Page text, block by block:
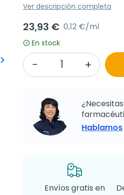
Siguiente
keyboard_arrow_right
Ver descripción completa
23,93 € 0,12 €/ml
En stock
Hablamos
Envíos gratis en